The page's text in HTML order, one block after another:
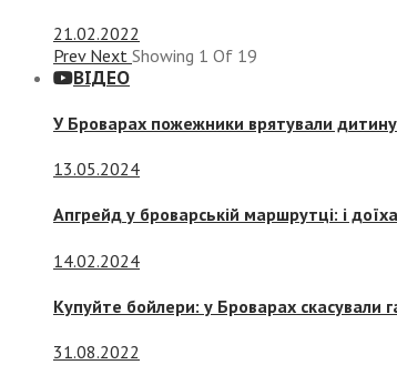
21.02.2022
Prev Next Showing 1 Of 19
ВІДЕО
У Броварах пожежники врятували
13.05.2024
Апгрейд у броварській маршрутці: і
14.02.2024
Купуйте бойлери: у Броварах скасували
31.08.2022